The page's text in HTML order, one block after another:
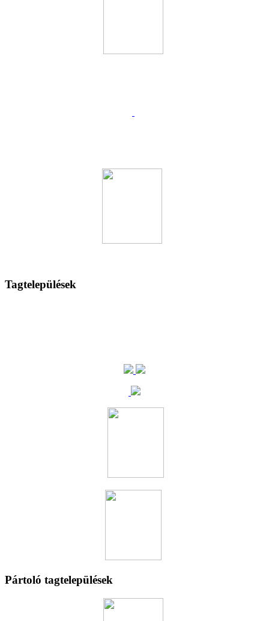
Tagtelepülések
Pártoló tagtelepülések